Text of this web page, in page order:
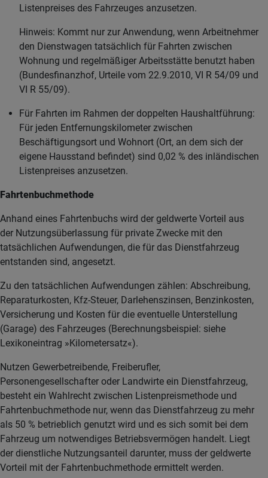
Listenpreises des Fahrzeuges anzusetzen.
Hinweis: Kommt nur zur Anwendung, wenn Arbeitnehmer
den Dienstwagen tatsächlich für Fahrten zwischen
Wohnung und regelmäßiger Arbeitsstätte benutzt haben
(Bundesfinanzhof, Urteile vom 22.9.2010, VI R 54/09 und
VI R 55/09).
Für Fahrten im Rahmen der doppelten Haushaltführung:
Für jeden Entfernungskilometer zwischen
Beschäftigungsort und Wohnort (Ort, an dem sich der
eigene Hausstand befindet) sind 0,02 % des inländischen
Listenpreises anzusetzen.
Fahrtenbuchmethode
Anhand eines Fahrtenbuchs wird der geldwerte Vorteil aus
der Nutzungsüberlassung für private Zwecke mit den
tatsächlichen Aufwendungen, die für das Dienstfahrzeug
entstanden sind, angesetzt.
Zu den tatsächlichen Aufwendungen zählen: Abschreibung,
Reparaturkosten, Kfz-Steuer, Darlehenszinsen, Benzinkosten,
Versicherung und Kosten für die eventuelle Unterstellung
(Garage) des Fahrzeuges (Berechnungsbeispiel: siehe
Lexikoneintrag »Kilometersatz«).
Nutzen Gewerbetreibende, Freiberufler,
Personengesellschafter oder Landwirte ein Dienstfahrzeug,
besteht ein Wahlrecht zwischen Listenpreismethode und
Fahrtenbuchmethode nur, wenn das Dienstfahrzeug zu mehr
als 50 % betrieblich genutzt wird und es sich somit bei dem
Fahrzeug um notwendiges Betriebsvermögen handelt. Liegt
der dienstliche Nutzungsanteil darunter, muss der geldwerte
Vorteil mit der Fahrtenbuchmethode ermittelt werden.